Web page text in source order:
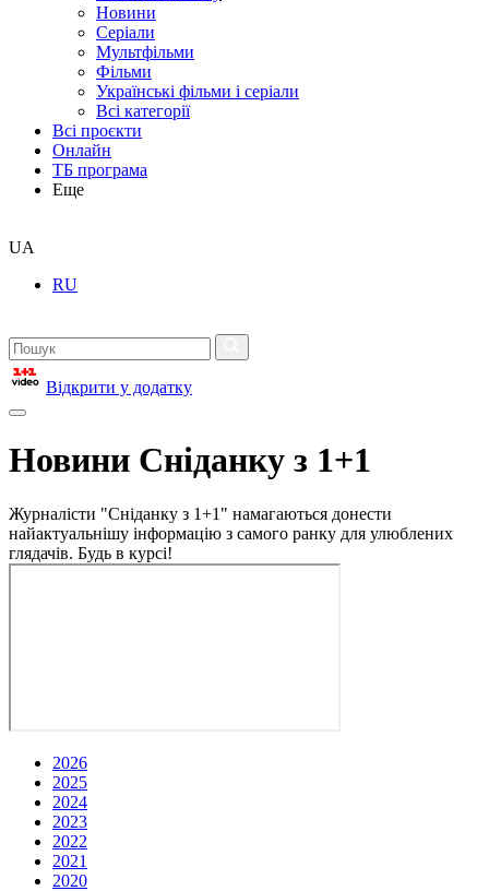
Новини
Серіали
Мультфільми
Фільми
Українські фільми і серіали
Всі категорії
Всі проєкти
Онлайн
ТБ програма
Еще
UA
RU
Відкрити у додатку
Новини Сніданку з 1+1
Журналісти "Сніданку з 1+1" намагаються донести
найактуальнішу інформацію з самого ранку для улюблених
глядачів. Будь в курсі!
2026
2025
2024
2023
2022
2021
2020